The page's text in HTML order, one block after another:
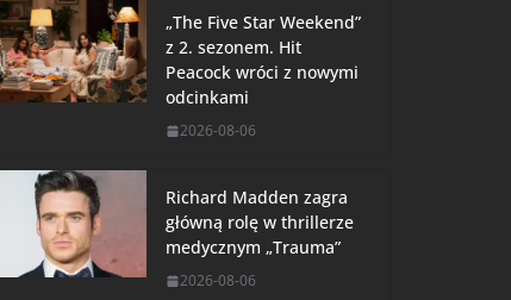
„The Five Star Weekend”
z 2. sezonem. Hit
Peacock wróci z nowymi
odcinkami
2026-08-06
Richard Madden zagra
główną rolę w thrillerze
medycznym „Trauma”
2026-08-06